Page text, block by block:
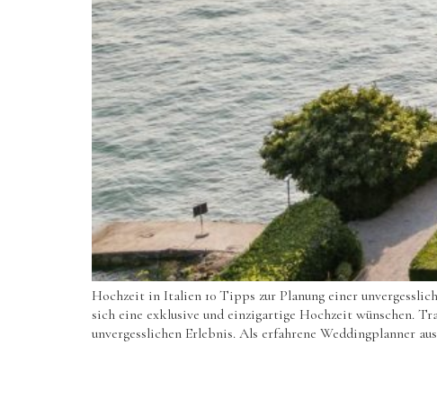
Hochzeit in Italien 10 Tipps zur Planung einer
sich eine exklusive und einzigartige Hochzeit wünschen.
unvergesslichen Erlebnis. Als erfahrene Weddingplanner